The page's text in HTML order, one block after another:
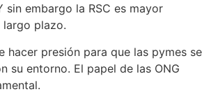
sin embargo la RSC es mayor
plazo.
hacer presión para que las pymes se
su entorno. El papel de las ONG